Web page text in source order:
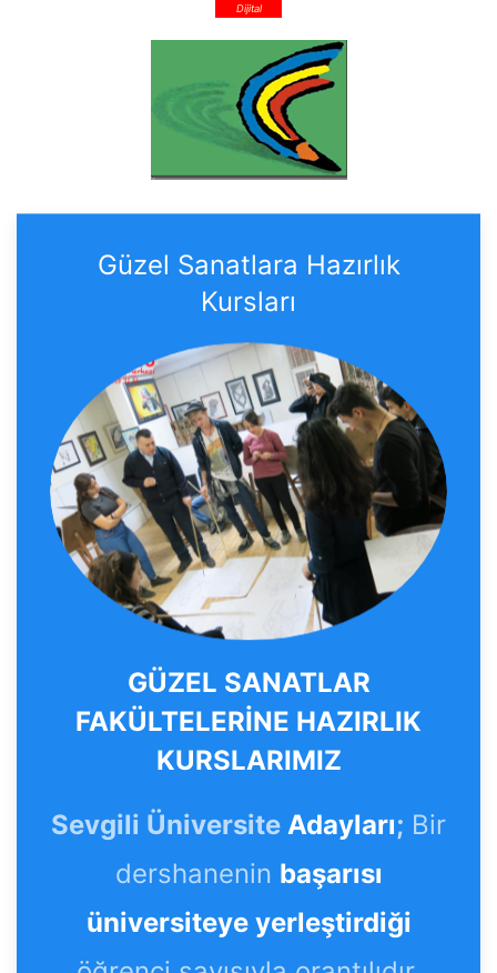
Dijital
Güzel Sanatlara Hazırlık
Kursları
GÜZEL SANATLAR
FAKÜLTELERİNE HAZIRLIK
KURSLARIMIZ
Sevgili Üniversite Adayları; Bir
dershanenin başarısı
üniversiteye yerleştirdiği